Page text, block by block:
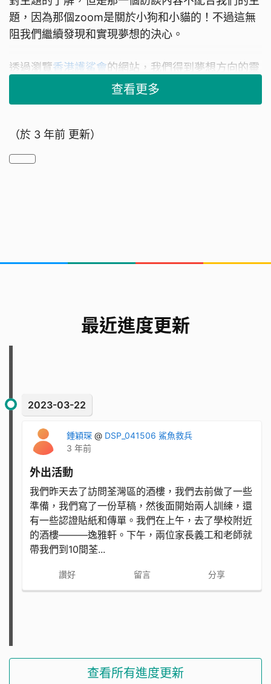
題，因為那個zoom是關於小狗和小貓的！不過這無
阻我們繼續發現和實現夢想的決心。
透過瀏覽香港護鯊會的網站，我們得到夢想方向的靈
感，就是舉辦攤位遊戲，製作桌上遊戲，還有找企業
幫助我們宣傳。經過初步構思，攤位遊戲可能會模仿
的企業有可能是麥當勞，桌上遊戲可以模仿大富翁，
並嘗試在「開心樂園餐」送出。
挑戰
由於受眾是鯊魚，所以不能直接進行訪問，要從
間接的途徑了解牠們的痛點和需要。
需要的資源及人力
資金
印製貼紙
餐廳支持
我們是誰
我們是香港浸信會聯會小學5B班的學生：
栩鈫 郭紀莜 鍾穎琛老師
查看更多
（於 3 年前 更新）
最近進度更新
2023-03-22
鍾穎琛 @ DSP_041506 鯊魚救兵
3 年前
外出活動
我們昨天去了訪問荃灣區的酒樓，我們去前做了一些
準備，我們寫了一份草稿，然後面開始兩人訓練，還
有一些認證貼紙和傳單。我們在上午，去了學校附近
的酒樓———逸雅軒。下午，兩位家長義工和老師就
帶我們到10間荃...
讚好 留言 分享
查看所有進度更新